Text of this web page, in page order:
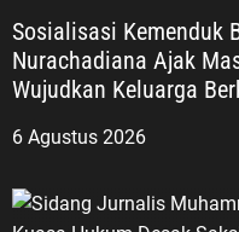
Sosialisasi Kemenduk
Nurachadiana Ajak
Wujudkan Keluarga
6 Agustus 2026